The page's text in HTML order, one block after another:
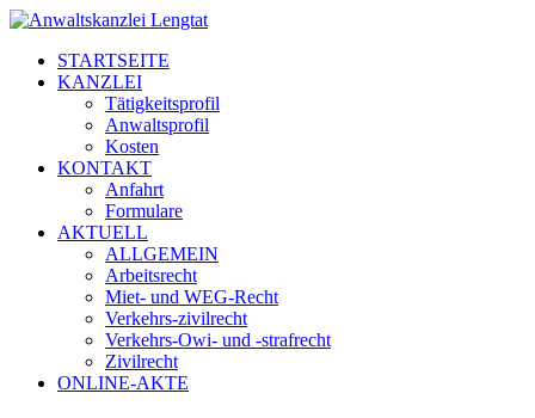
STARTSEITE
KANZLEI
Tätigkeitsprofil
Anwaltsprofil
Kosten
KONTAKT
Anfahrt
Formulare
AKTUELL
ALLGEMEIN
Arbeitsrecht
Miet- und WEG-Recht
Verkehrs-zivilrecht
Verkehrs-Owi- und -strafrecht
Zivilrecht
ONLINE-AKTE